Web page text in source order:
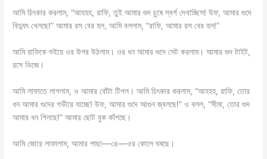
আমি চিৎকার করলাম, “আহহহ, রাফি, তুই আমার গুদ চুষে স্বর্গ দেখাচ্ছিস! উফ, আমার গুদে
বিদ্যুৎ খেলছে!” আমার রস বের হল, আমি বললাম, “রাফি, আমার রস বের হল!”
আমি রাফিকে শুইয়ে ওর উপর উঠলাম। ওর ধন আমার গুদে সেট করলাম। আমার গুদ টাইট,
রসে ভিজে।
আমি লাফাতে লাগলাম, ও আমার বোঁটা টিপল। আমি চিৎকার করলাম, “আহহহ, রাফি, তোর
ধন আমার গুদের গভীরে যাচ্ছে! উফ, আমার গুদে আগুন জ্বলছে!” ও বলল, “সীমা, তোর গুদ
আমার ধন গিলছে!” আমার ছোট বুক কাঁপছে।
আমি জোরে লাফালাম, আমার পাছা—৩৪—ওর কোলে ঘষছে।